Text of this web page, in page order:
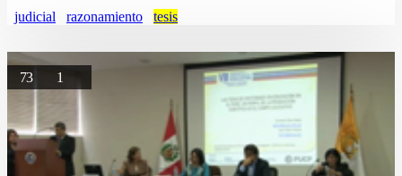
judicial razonamiento tesis
73 1